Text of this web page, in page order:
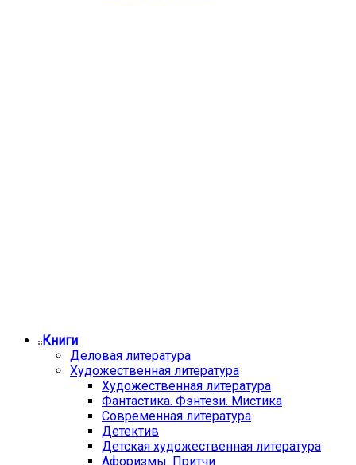
Книги
Деловая литература
Художественная литература
Художественная литература
Фантастика. Фэнтези. Мистика
Современная литература
Детектив
Детская художественная литература
Афоризмы. Притчи